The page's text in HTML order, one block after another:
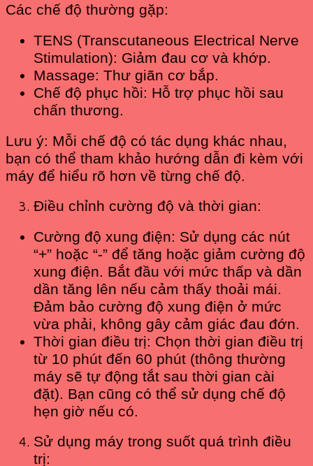
Các chế độ thường gặp:
TENS (Transcutaneous Electrical Nerve
Stimulation): Giảm đau cơ và khớp.
Massage: Thư giãn cơ bắp.
Chế độ phục hồi: Hỗ trợ phục hồi sau
chấn thương.
Lưu ý: Mỗi chế độ có tác dụng khác nhau,
bạn có thể tham khảo hướng dẫn đi kèm với
máy để hiểu rõ hơn về từng chế độ.
Điều chỉnh cường độ và thời gian:
Cường độ xung điện: Sử dụng các nút
“+” hoặc “-” để tăng hoặc giảm cường độ
xung điện. Bắt đầu với mức thấp và dần
dần tăng lên nếu cảm thấy thoải mái.
Đảm bảo cường độ xung điện ở mức
vừa phải, không gây cảm giác đau đớn.
Thời gian điều trị: Chọn thời gian điều trị
từ 10 phút đến 60 phút (thông thường
máy sẽ tự động tắt sau thời gian cài
đặt). Bạn cũng có thể sử dụng chế độ
hẹn giờ nếu có.
Sử dụng máy trong suốt quá trình điều
trị: